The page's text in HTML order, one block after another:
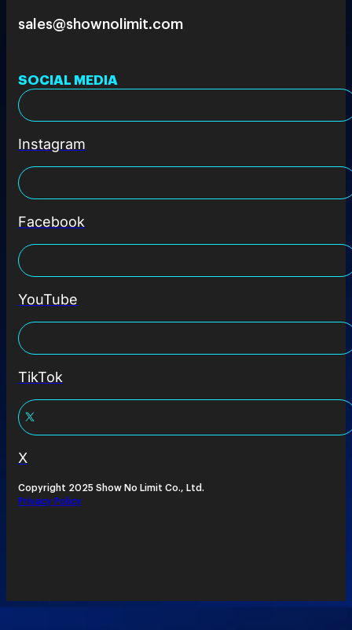
sales@shownolimit.com
SOCIAL MEDIA
Instagram
Facebook
YouTube
TikTok
X
Copyright 2025 Show No Limit Co., Ltd.
Privacy Policy